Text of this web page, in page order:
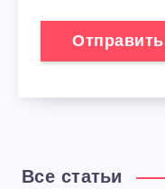
Все статьи